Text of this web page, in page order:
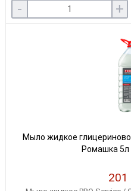
- +
Мыло жидкое
Ромашка 5л
201